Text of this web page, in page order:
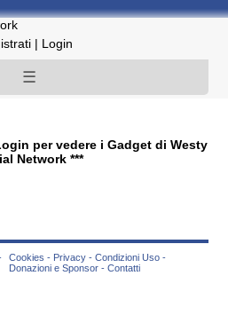
| Login
☰
per vedere i Gadget di Westy
Network ***
Cookies - Privacy -Condizioni Uso -
Donazioni e Sponsor -Contatti